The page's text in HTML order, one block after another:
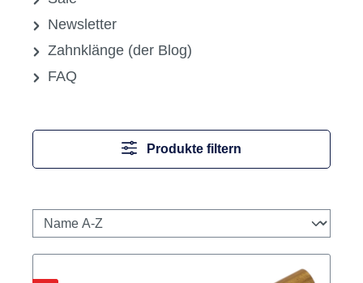
Newsletter
Zahnklänge (der Blog)
FAQ
Produkte filtern